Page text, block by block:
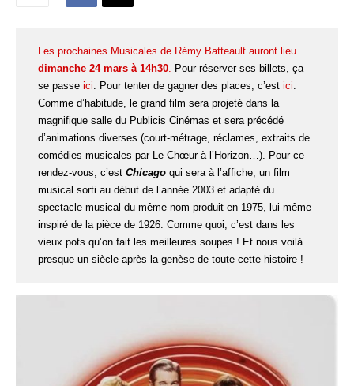
Les prochaines Musicales de Rémy Batteault auront lieu
dimanche 24 mars à 14h30. Pour réserver ses billets, ça
se passe ici. Pour tenter de gagner des places, c’est ici.
Comme d’habitude, le grand film sera projeté dans la
magnifique salle du Publicis Cinémas et sera précédé
d’animations diverses (court-métrage, réclames, extraits de
comédies musicales par Le Chœur à l’Horizon…). Pour ce
rendez-vous, c’est Chicago qui sera à l’affiche, un film
musical sorti au début de l’année 2003 et adapté du
spectacle musical du même nom produit en 1975, lui-même
inspiré de la pièce de 1926. Comme quoi, c’est dans les
vieux pots qu’on fait les meilleures soupes ! Et nous voilà
presque un siècle après la genèse de toute cette histoire !